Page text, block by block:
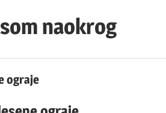
naokrog
ograje